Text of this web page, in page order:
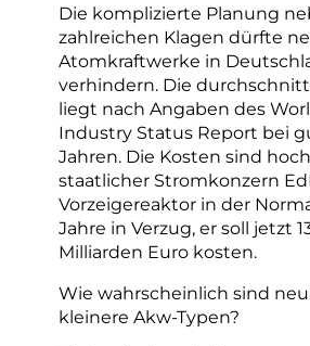
Die komplizierte Planung
zahlreichen Klagen dürfte
Atomkraftwerke in
verhindern. Die
liegt nach Angaben des
Industry Status Report bei
Jahren. Die Kosten sind
staatlicher Stromkonzern
Vorzeigereaktor in der
Jahre in Verzug, er soll jetzt
Milliarden Euro kosten.
Wie wahrscheinlich sind
kleinere Akw-Typen?